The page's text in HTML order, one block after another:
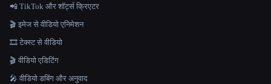
📲 TikTok और शॉर्ट्स क्रिएटर
🎬 इमेज से वीडियो एनिमेशन
🎞️ टेक्स्ट से वीडियो
🎬 वीडियो एडिटिंग
🎤 वीडियो डबिंग और अनुवाद